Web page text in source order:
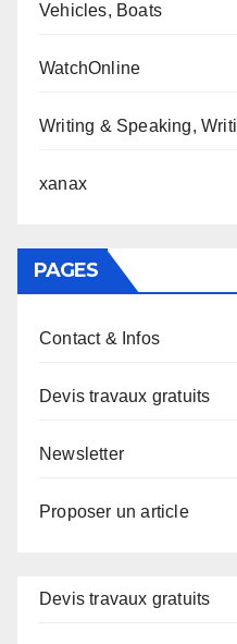
Vehicles, Boats
WatchOnline
Writing & Speaking,
xanax
PAGES
Contact & Infos
Devis travaux gratuits
Newsletter
Proposer un article
Devis travaux gratuits